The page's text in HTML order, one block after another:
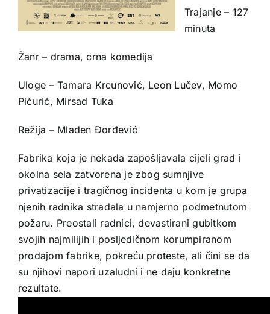
Trajanje – 127
minuta
Žanr – drama, crna komedija
Uloge – Tamara Krcunović, Leon Lučev, Momo
Pičurić, Mirsad Tuka
Režija – Mladen Đorđević
Fabrika koja je nekada zapošljavala cijeli grad i
okolna sela zatvorena je zbog sumnjive
privatizacije i tragičnog incidenta u kom je grupa
njenih radnika stradala u namjerno podmetnutom
požaru. Preostali radnici, devastirani gubitkom
svojih najmilijih i posljedičnom korumpiranom
prodajom fabrike, pokreću proteste, ali čini se da
su njihovi napori uzaludni i ne daju konkretne
rezultate.